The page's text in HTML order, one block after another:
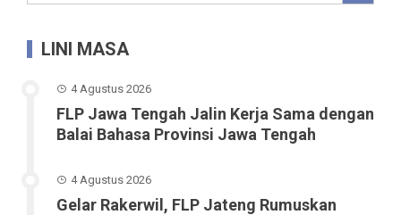
LINI MASA
4 Agustus 2026
FLP Jawa Tengah Jalin Kerja Sama dengan
Balai Bahasa Provinsi Jawa Tengah
4 Agustus 2026
Gelar Rakerwil, FLP Jateng Rumuskan